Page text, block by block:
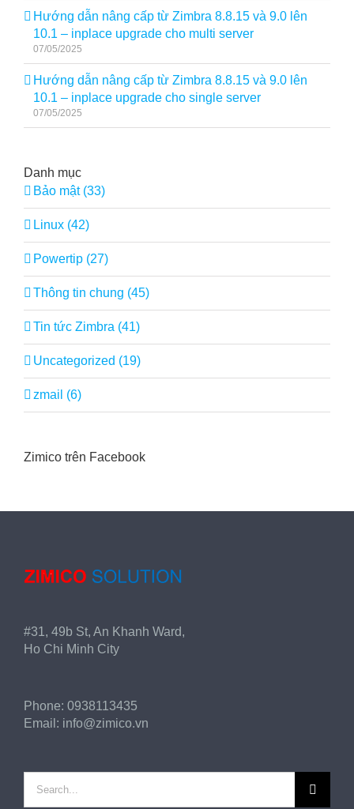
Hướng dẫn nâng cấp từ Zimbra 8.8.15 và 9.0 lên
10.1 – inplace upgrade cho multi server
07/05/2025
Hướng dẫn nâng cấp từ Zimbra 8.8.15 và 9.0 lên
10.1 – inplace upgrade cho single server
07/05/2025
Danh mục
Bảo mật (33)
Linux (42)
Powertip (27)
Thông tin chung (45)
Tin tức Zimbra (41)
Uncategorized (19)
zmail (6)
Zimico trên Facebook
#31, 49b St, An Khanh Ward,
Ho Chi Minh City
Phone: 0938113435
Email: info@zimico.vn
for: